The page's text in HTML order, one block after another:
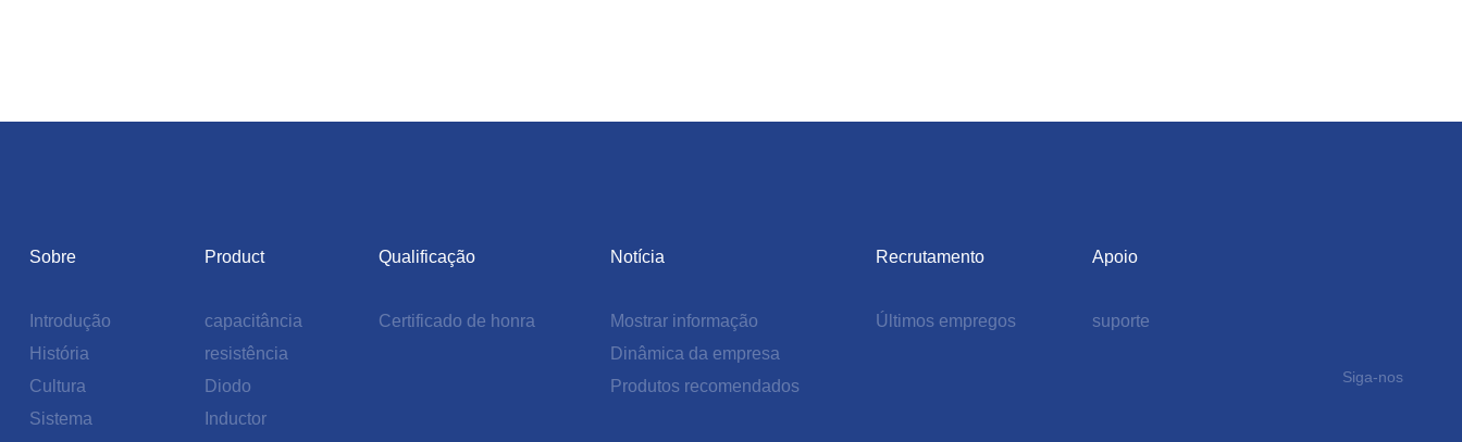
Sobre
Introdução
História
Cultura
Sistema
Product
capacitância
resistência
Diodo
Inductor
Qualificação
Certificado de honra
Notícia
Mostrar informação
Dinâmica da empresa
Produtos recomendados
Recrutamento
Últimos empregos
Apoio
suporte
Siga-nos